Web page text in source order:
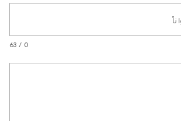
0 / 63